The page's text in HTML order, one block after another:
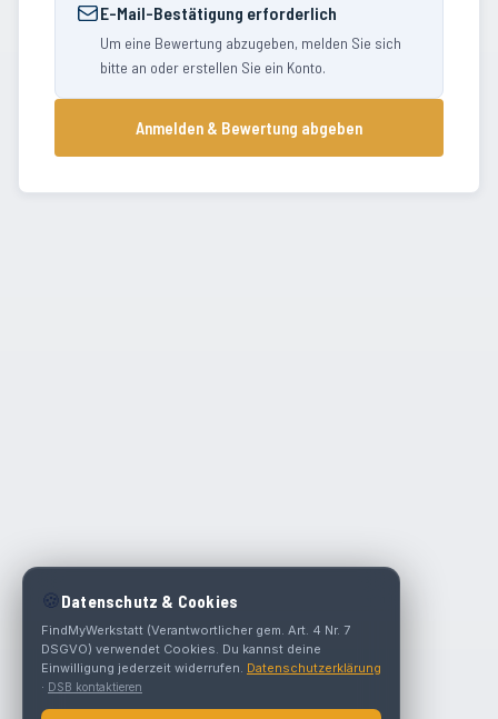
E-Mail-Bestätigung erforderlich
Um eine Bewertung abzugeben, melden Sie sich
bitte an oder erstellen Sie ein Konto.
Anmelden & Bewertung abgeben
🍪 Datenschutz & Cookies
FindMyWerkstatt (Verantwortlicher gem. Art. 4 Nr. 7
DSGVO) verwendet Cookies. Du kannst deine
Einwilligung jederzeit widerrufen. Datenschutzerklärung
· DSB kontaktieren